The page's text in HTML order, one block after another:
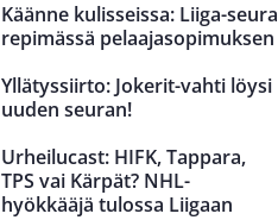
Käänne kulisseissa: Liiga-seura
repimässä pelaajasopimuksen
Yllätyssiirto: Jokerit-vahti löysi
uuden seuran!
Urheilucast: HIFK, Tappara,
TPS vai Kärpät? NHL-
hyökkääjä tulossa Liigaan